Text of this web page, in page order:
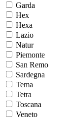
Garda
Hex
Hexa
Lazio
Natur
Piemonte
San Remo
Sardegna
Tema
Tetra
Toscana
Veneto